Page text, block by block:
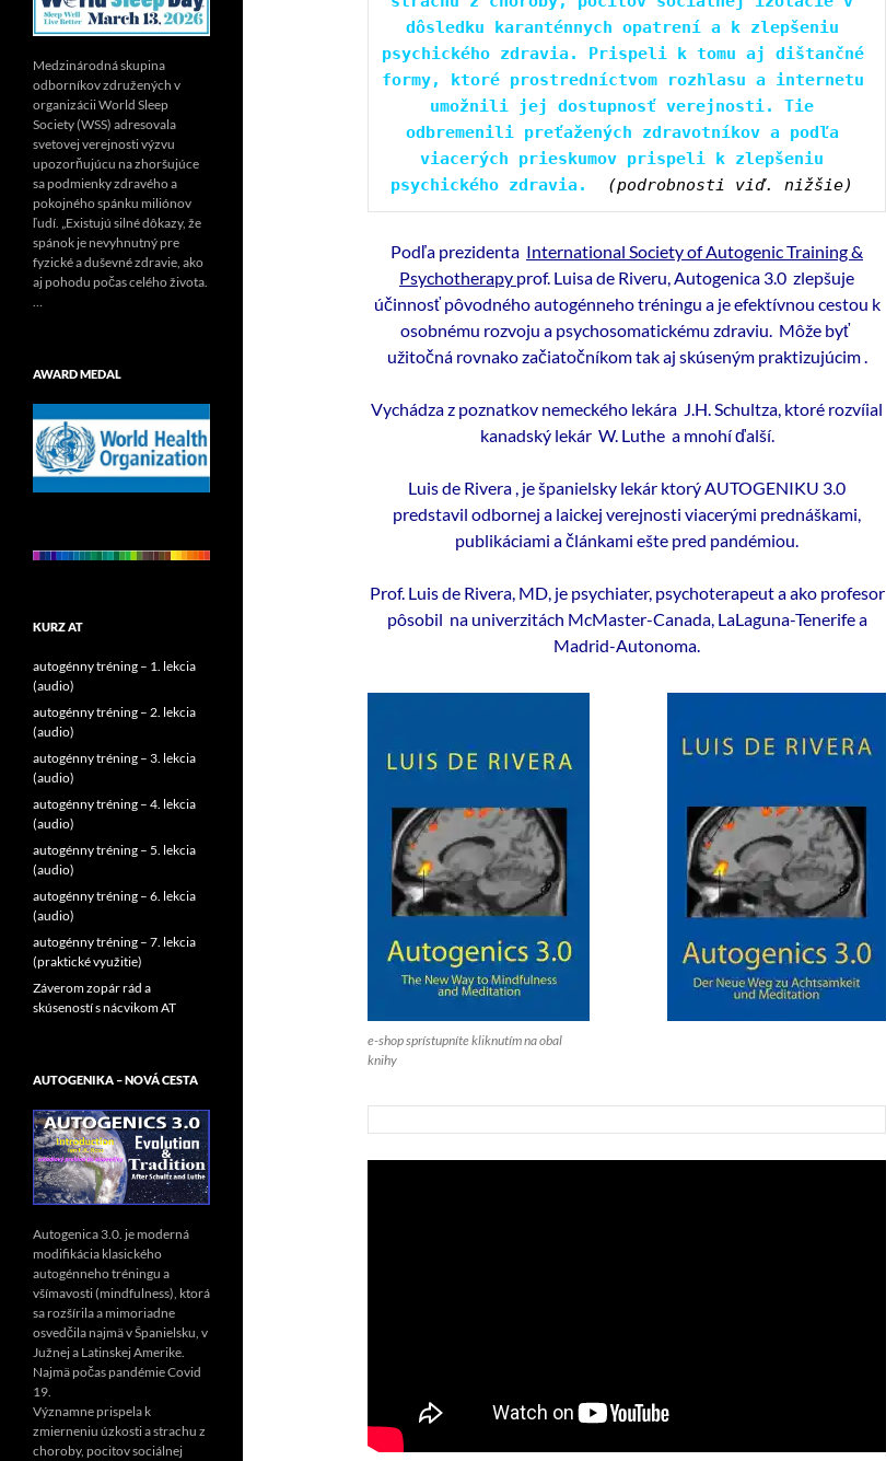
dôsledku karanténnych opatrení a k zlepšeniu
psychického zdravia. Prispeli k tomu aj dištančné
formy, ktoré prostredníctvom rozhlasu a internetu
umožnili jej dostupnosť verejnosti. Tie
odbremenili preťažených zdravotníkov a podľa
viacerých prieskumov prispeli k zlepšeniu
psychického zdravia.
(podrobnosti viď. nižšie)
Podľa prezidenta International Society of Autogenic Training &
Psychotherapy prof. Luisa de Riveru, Autogenica 3.0 zlepšuje
účinnosť pôvodného autogénneho tréningu a je efektívnou cestou k
osobnému rozvoju a psychosomatickému zdraviu. Môže byť
užitočná rovnako začiatočníkom tak aj skúseným praktizujúcim .
Vychádza z poznatkov nemeckého lekára J.H. Schultza, ktoré rozvíial
kanadský lekár W. Luthe a mnohí ďalší.
Luis de Rivera , je španielsky lekár ktorý AUTOGENIKU 3.0
predstavil odbornej a laickej verejnosti viacerými prednáškami,
publikáciami a článkami ešte pred pandémiou.
Prof. Luis de Rivera, MD, je psychiater, psychoterapeut a ako profesor
pôsobil na univerzitách McMaster-Canada, LaLaguna-Tenerife a
Madrid-Autonoma.
e-shop sprístupníte kliknutím na obal
knihy
Medzinárodná skupina
odborníkov združených v
organizácii World Sleep
Society (WSS) adresovala
svetovej verejnosti výzvu
upozorňujúcu na zhoršujúce
sa podmienky zdravého a
pokojného spánku miliónov
ľudí. „Existujú silné dôkazy, že
spánok je nevyhnutný pre
fyzické a duševné zdravie, ako
aj pohodu počas celého života.
…
AWARD MEDAL
KURZ AT
autogénny tréning – 1. lekcia
(audio)
autogénny tréning – 2. lekcia
(audio)
autogénny tréning – 3. lekcia
(audio)
autogénny tréning – 4. lekcia
(audio)
autogénny tréning – 5. lekcia
(audio)
autogénny tréning – 6. lekcia
(audio)
autogénny tréning – 7. lekcia
(praktické využitie)
Záverom zopár rád a
skúseností s nácvikom AT
AUTOGENIKA – NOVÁ CESTA
Autogenica 3.0. je moderná
modifikácia klasického
autogénneho tréningu a
všímavosti (mindfulness), ktorá
sa rozšírila a mimoriadne
osvedčila najmä v Španielsku, v
Južnej a Latinskej Amerike.
Najmä počas pandémie Covid
19.
Významne prispela k
zmierneniu úzkosti a strachu z
choroby, pocitov sociálnej